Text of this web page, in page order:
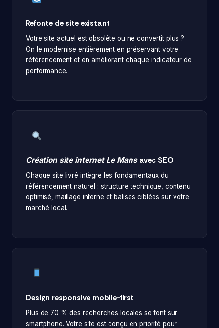
Refonte de site existant
Votre site actuel est obsolète ou ne convertit plus ?
On le modernise entièrement en préservant votre
référencement et en améliorant chaque indicateur de
performance.
Création site internet Le Mansavec SEO
Chaque site livré intègre les fondamentaux du
référencement naturel : structure technique, contenu
optimisé, maillage interne et balises ciblées sur votre
marché local.
Design responsive mobile-first
Plus de 70 % des recherches locales se font sur
smartphone. Votre site est conçu en priorité pour